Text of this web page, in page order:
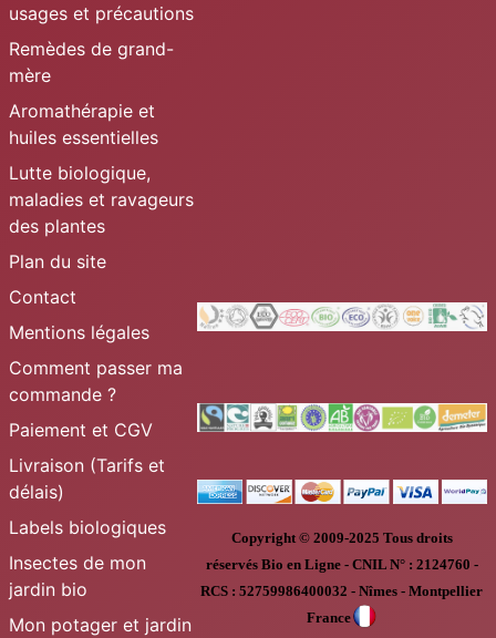
usages et précautions
Remèdes de grand-
mère
Aromathérapie et
huiles essentielles
Lutte biologique,
maladies et ravageurs
des plantes
Plan du site
Contact
Mentions légales
Comment passer ma
commande ?
Paiement et CGV
Livraison (Tarifs et
délais)
Labels biologiques
Insectes de mon
jardin bio
Mon potager et jardin
Copyright © 2009-2025 Tous droits
réservésBio en Ligne - CNIL N° : 2124760 -
RCS : 52759986400032 - Nîmes - Montpellier
France